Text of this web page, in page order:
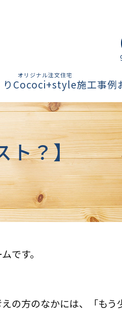
オリジナル注文住宅
Cococi+style施工事例
ト？】
です。
の方のなかには、「も